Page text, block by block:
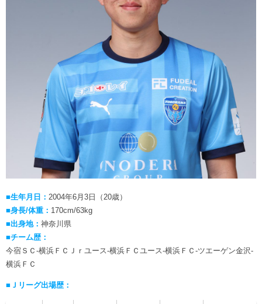
■生年月日： 2004年6月3日（20歳）
■身長/体重： 170cm/63kg
■出身地： 神奈川県
■チーム歴：
今宿ＳＣ-横浜ＦＣＪｒユース-横浜ＦＣユース-横浜ＦＣ-ツエーゲン金沢-
横浜ＦＣ
■Ｊリーグ出場歴：